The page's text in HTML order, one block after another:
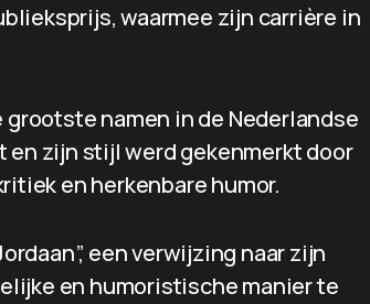
waarmee zijn carrière in
namen in de Nederlandse
en zijn stijl werd gekenmerkt door
en herkenbare humor.
een verwijzing naar zijn
en humoristische manier te